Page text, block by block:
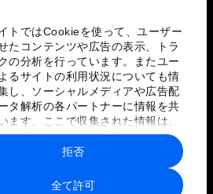
トではCookieを使って、ユーザー
たコンテンツや広告の表示、トラ
の分析を行っています。またユー
るサイトの利用状況についても情
し、ソーシャルメディアや広告配
タ解析の各パートナーに情報を共
ます。ここで収集された情報は、
が各パートナーに提供した他の情
ートナーのサービスを使用した際
れた情報と組み合わされ、各パー
よって使用されることがありま
全て許可
拒否